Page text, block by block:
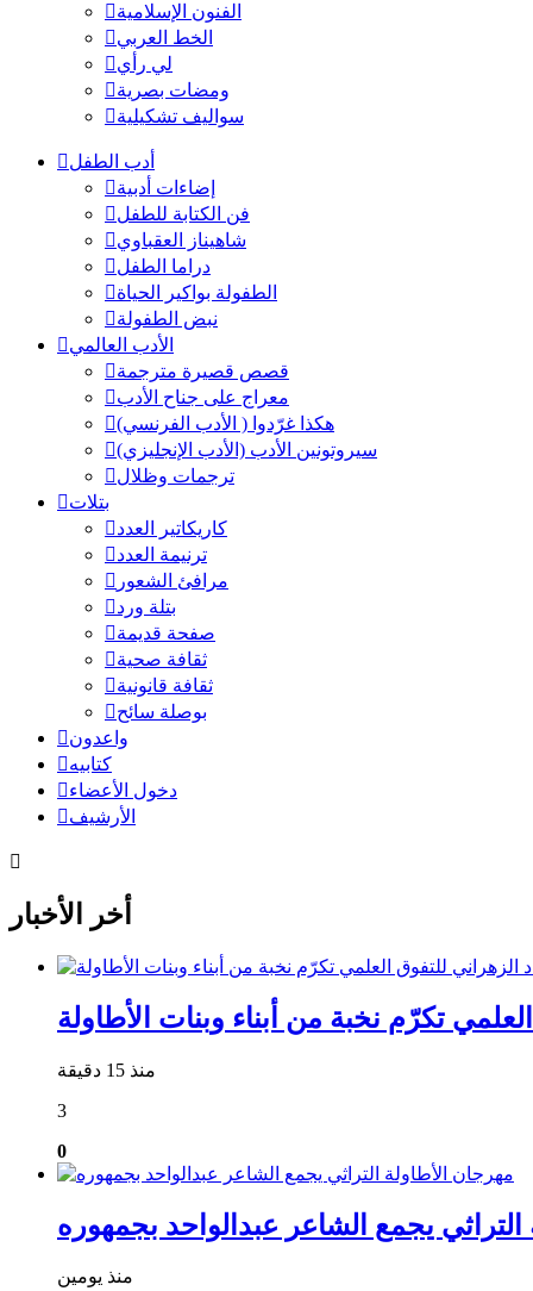
الفنون الإسلامية
الخط العربي
لي رأي
ومضات بصرية
سواليف تشكيلية
أدب الطفل
إضاءات أدبية
فن الكتابة للطفل
شاهيناز العقباوي
دراما الطفل
الطفولة بواكير الحياة
نبض الطفولة
الأدب العالمي
قصص قصيرة مترجمة
معراج على جناح الأدب
هكذا غرّدوا ( الأدب الفرنسي)
سيروتونين الأدب (الأدب الإنجليزي)
ترجمات وظلال
بتلات
كاريكاتير العدد
ترنيمة العدد
مرافئ الشعور
بتلة ورد
صفحة قديمة
ثقافة صحية
ثقافة قانونية
بوصلة سائح
واعدون
كتابيه
دخول الأعضاء
الأرشيف
أخر الأخبار
تكرّم نخبة من أبناء وبنات الأطاولة
منذ 15 دقيقة
3
0
التراثي يجمع الشاعر عبدالواحد بجمهوره
منذ يومين